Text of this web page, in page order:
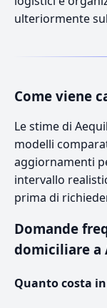
ulteriormente
Come viene
Le stime di
modelli
aggiornamenti
intervallo
prima di
Domande
domiciliare a
Quanto costa